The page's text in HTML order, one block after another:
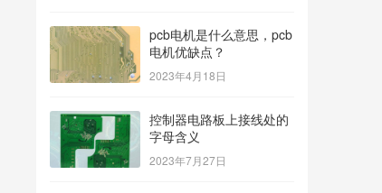
pcb电机是什么意思，pcb
电机优缺点？
2023年4月18日
控制器电路板上接线处的
字母含义
2023年7月27日